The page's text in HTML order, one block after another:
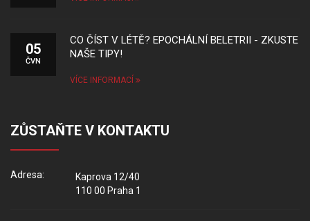
05
ČVN
CO ČÍST V LÉTĚ? EPOCHÁLNÍ BELETRII - ZKUSTE
NAŠE TIPY!
VÍCE INFORMACÍ
ZŮSTAŇTE V KONTAKTU
Adresa:
Kaprova 12/40
110 00 Praha 1